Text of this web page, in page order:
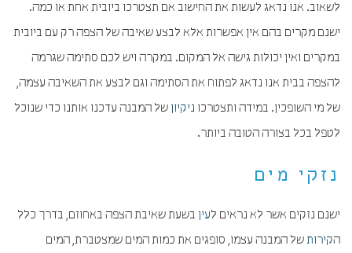
לשאוב. אנו נדאג לעשות את החישוב אם תצטרכו ביובית אחת או כמה.
ישנם מקרים בהם אין אפשרות אלא לבצע שאיבה של הצפה רק עם ביובית
במקרים ואין יכולות גישה אל המקום. במקרה ויש לכם סתימה שגרמה
להצפה בבית אנו נדאג לפתוח את הסתימה וגם לבצע את השאיבה עצמה,
של מי השופכין. במידה ותצטרכו ניקיון של המבנה עדכנו אותנו כדי שנוכל
לטפל בכל בצורה הטובה ביותר.
נזקי מים
ישנם נזקים אשר לא נראים לעין בשעת שאיבת הצפה באחוזם, בדרך כלל
הקירותשל המבנה עצמו, סופגים את כמות המים שמצטברת, המים